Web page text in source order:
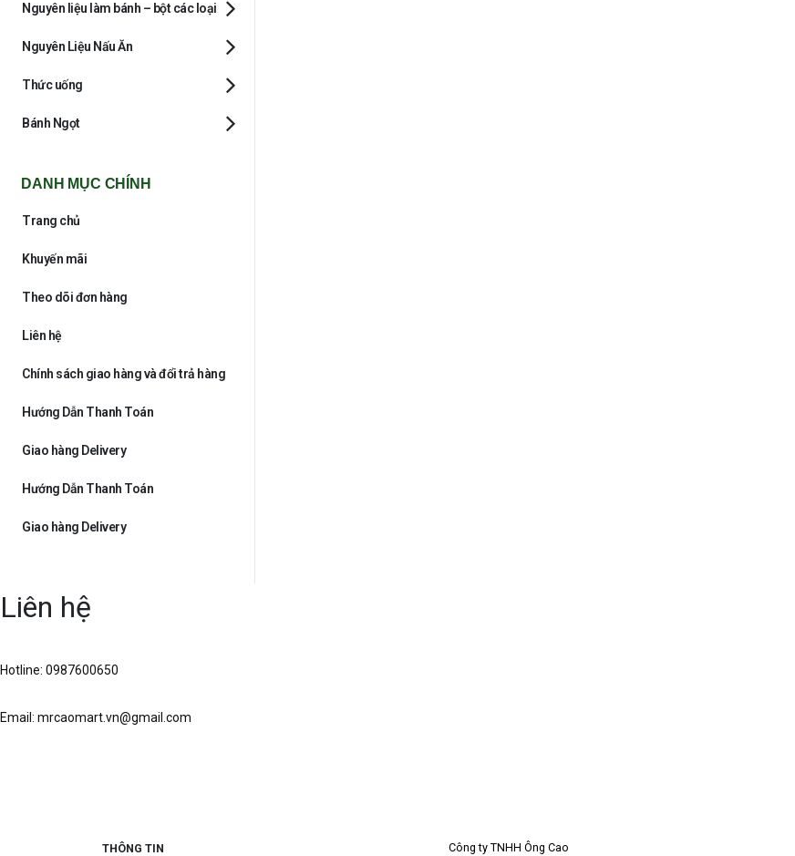
Nguyên liệu làm bánh – bột các loại
Nguyên Liệu Nấu Ăn
Thức uống
Bánh Ngọt
DANH MỤC CHÍNH
Trang chủ
Khuyến mãi
Theo dõi đơn hàng
Liên hệ
Chính sách giao hàng và đổi trả hàng
Hướng Dẫn Thanh Toán
Giao hàng Delivery
Hướng Dẫn Thanh Toán
Giao hàng Delivery
Liên hệ
Hotline: 0987600650
Email: mrcaomart.vn@gmail.com
THÔNG TIN Công ty TNHH Ông Cao